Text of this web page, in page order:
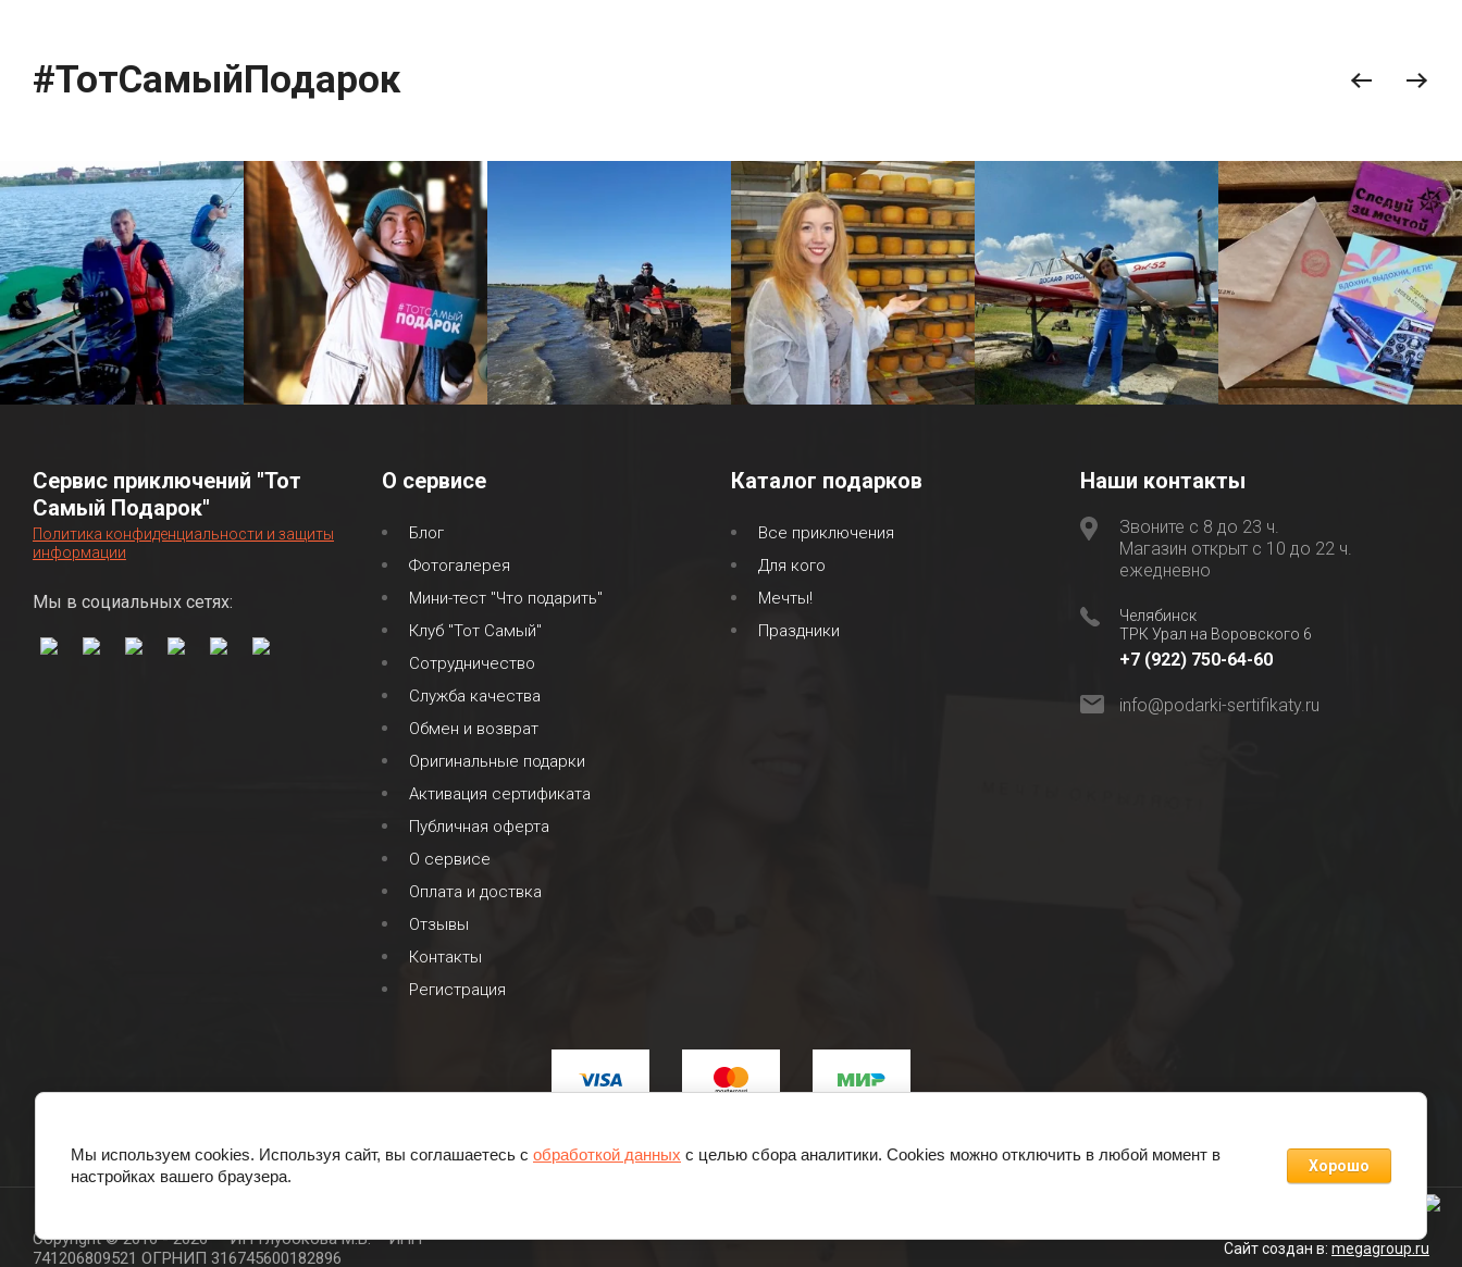
#ТотСамыйПодарок
Сервис приключений "Тот
Самый Подарок"
Политика конфиденциальности и защиты
информации
Мы в социальных сетях:
О сервисе
Блог
Фотогалерея
Мини-тест "Что подарить"
Клуб "Тот Самый"
Сотрудничество
Служба качества
Обмен и возврат
Оригинальные подарки
Активация сертификата
Публичная оферта
О сервисе
Оплата и доствка
Отзывы
Контакты
Регистрация
Каталог подарков
Все приключения
Для кого
Мечты!
Праздники
Наши контакты
Звоните с 8 до 23 ч.
Магазин открыт с 10 до 22 ч.
ежедневно
Челябинск
ТРК Урал на Воровского 6
+7 (922) 750-64-60
info@podarki-sertifikaty.ru
Copyright © 2016 - 2026 ИП Глубокова М.В. ИНН
741206809521 ОГРНИП 316745600182896
Сайт создан в: megagroup.ru
Мы используем cookies. Используя сайт, вы соглашаетесь с обработкой данных с целью сбора аналитики. Cookies можно отключить в любой момент в
настройках вашего браузера.
Хорошо